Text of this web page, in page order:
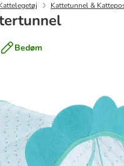
Kattetunnel &
Bedøm